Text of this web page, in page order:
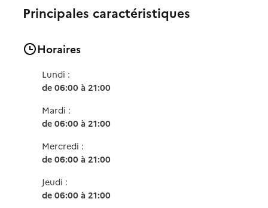
Principales caractéristiques
Horaires
Lundi :
de 06:00 à 21:00
Mardi :
de 06:00 à 21:00
Mercredi :
de 06:00 à 21:00
Jeudi :
de 06:00 à 21:00